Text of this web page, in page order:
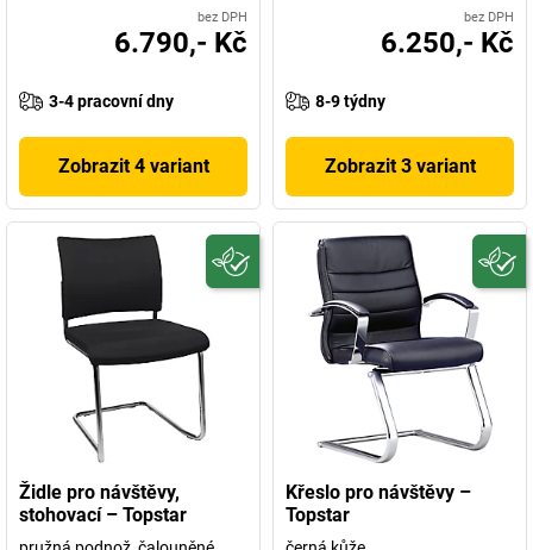
bez DPH
6.790,- Kč
3-4 pracovní dny
Zobrazit 4 variant
bez DPH
6.250,- Kč
8-9 týdny
Zobrazit 3 variant
Židle pro návštěvy,
stohovací – Topstar
Křeslo pro návštěvy –
Topstar